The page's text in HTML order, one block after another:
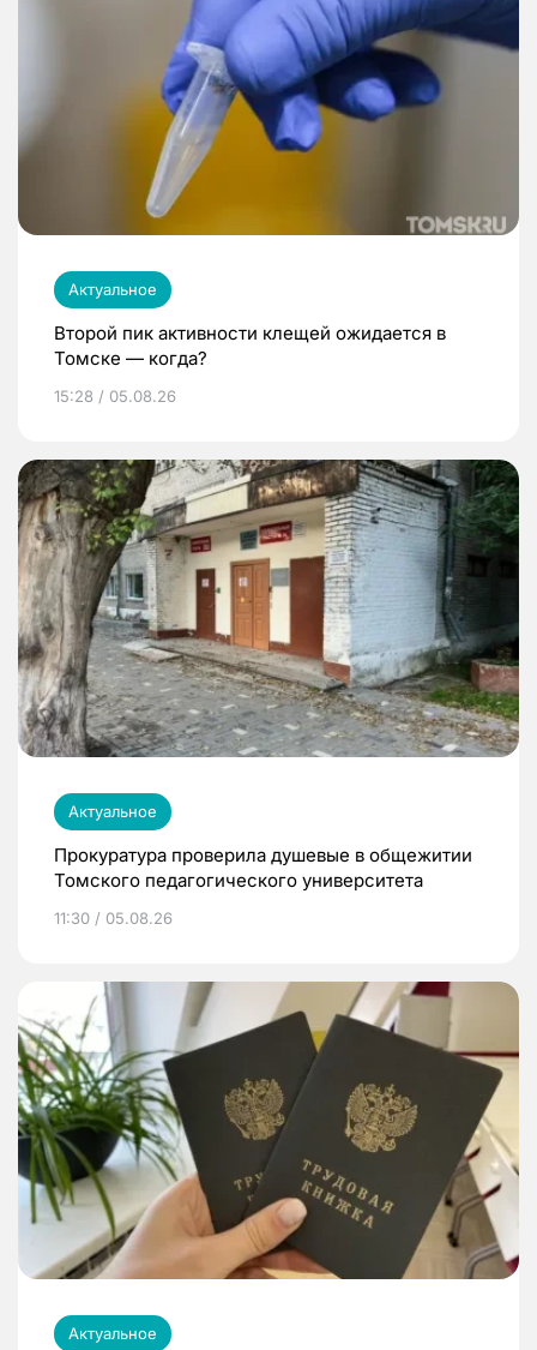
Актуальное
Второй пик активности клещей ожидается в
Томске — когда?
15:28 / 05.08.26
Актуальное
Прокуратура проверила душевые в общежитии
Томского педагогического университета
11:30 / 05.08.26
Актуальное